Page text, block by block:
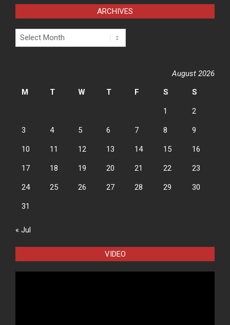
ARCHIVES
Archives
August 2026
M
T W T F S S
1 2
3 4 5 6 7 8 9
10 11 12 13 14 15 16
17 18 19 20 21 22 23
24 25 26 27 28 29 30
31
« Jul
VIDEO